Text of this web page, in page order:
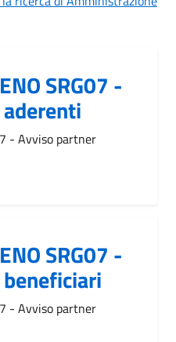
SRG07 -
- Avviso partner
SRG07 -
- Avviso partner